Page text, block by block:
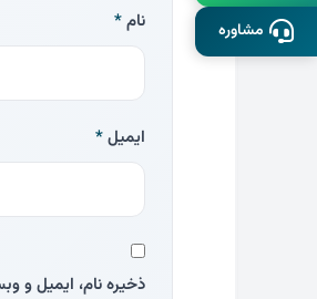
نام*
ایمیل*
ذخیره نام، ایمیل و
مشاوره